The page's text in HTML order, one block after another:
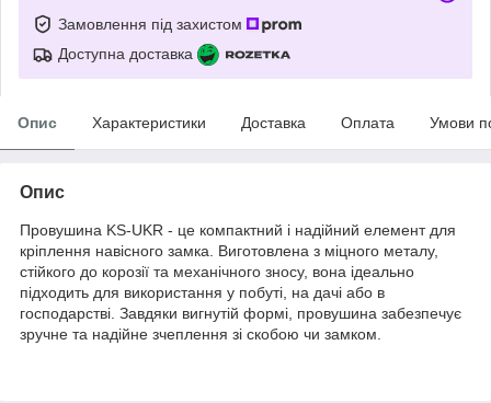
Замовлення під захистом
Доступна доставка
Опис Характеристики Доставка Оплата Умови
Опис
Провушина KS-UKR - це компактний і надійний елемент для
кріплення навісного замка. Виготовлена з міцного металу,
стійкого до корозії та механічного зносу, вона ідеально
підходить для використання у побуті, на дачі або в
господарстві. Завдяки вигнутій формі, провушина забезпечує
зручне та надійне зчеплення зі скобою чи замком.